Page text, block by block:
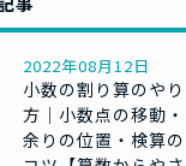
2022年08月12日
小数の割り算のやり
方｜小数点の移動・
余りの位置・検算の